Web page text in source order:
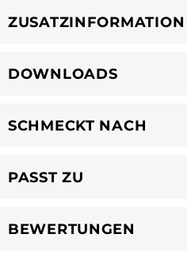
ZUSATZINFORMATION
DOWNLOADS
SCHMECKT NACH
PASST ZU
BEWERTUNGEN